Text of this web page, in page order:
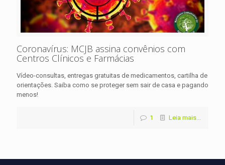
Coronavírus: MCJB assina convênios com
Centros Clínicos e Farmácias
Vídeo-consultas, entregas gratuitas de medicamentos, cartilha de
orientações. Saiba como se proteger sem sair de casa e pagando
menos!
1 Leia mais...